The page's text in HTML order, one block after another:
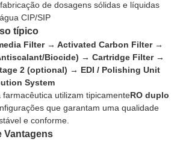
de dosagens sólidas e líquidas
CIP/SIP
típico
Filter → Activated Carbon Filter →
Biocide) → Cartridge Filter →
2 (optional) → EDI / Polishing Unit
System
utilizam tipicamenteRO duplo
que garantam uma qualidade
e conforme.
Vantagens